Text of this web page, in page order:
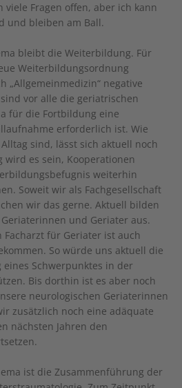
viele Fragen offen, aber ich kann
und bleiben am Ball.
bleibt die Weiterbildung. Für
Weiterbildungsordnung
„Allgemeinmedizin“ negative
vor alle die geriatrischen
für die Fortbildung eine
erforderlich ist. Wie
sind, lässt sich aktuell noch
wird es sein, Kooperationen
weiterhin
Soweit wir als Fachgesellschaft
wir das gerne. Aktuell bilden
und Geriater aus.
für Geriater ist auch
So würde uns aktuell die
Schwerpunktes in der
Bis dorthin ist es aber noch
neurologischen Geriaterinnen
zusätzlich noch eine adäquate
nächsten Jahren den
ist die Zusammenführung der